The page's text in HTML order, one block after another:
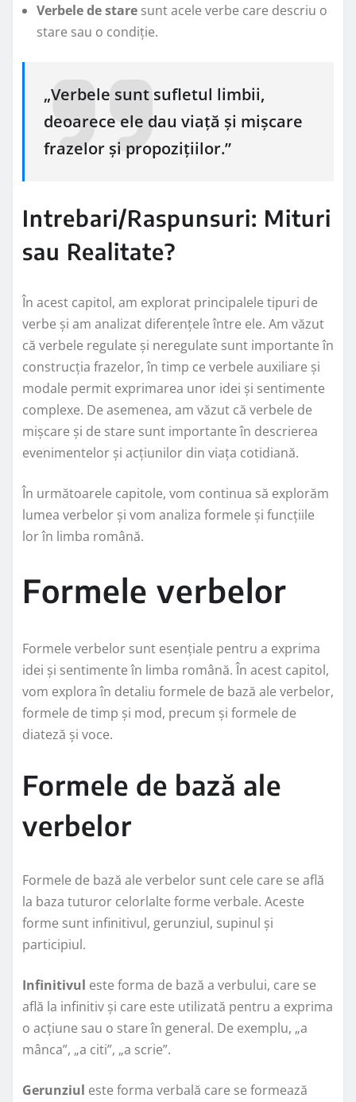
Verbele de stare sunt acele verbe care descriu o
stare sau o condiție.
„Verbele sunt sufletul limbii,
deoarece ele dau viață și mișcare
frazelor și propozițiilor.”
Intrebari/Raspunsuri: Mituri
sau Realitate?
În acest capitol, am explorat principalele tipuri de
verbe și am analizat diferențele între ele. Am văzut
că verbele regulate și neregulate sunt importante în
construcția frazelor, în timp ce verbele auxiliare și
modale permit exprimarea unor idei și sentimente
complexe. De asemenea, am văzut că verbele de
mișcare și de stare sunt importante în descrierea
evenimentelor și acțiunilor din viața cotidiană.
În următoarele capitole, vom continua să explorăm
lumea verbelor și vom analiza formele și funcțiile
lor în limba română.
Formele verbelor
Formele verbelor sunt esențiale pentru a exprima
idei și sentimente în limba română. În acest capitol,
vom explora în detaliu formele de bază ale verbelor,
formele de timp și mod, precum și formele de
diateză și voce.
Formele de bază ale
verbelor
Formele de bază ale verbelor sunt cele care se află
la baza tuturor celorlalte forme verbale. Aceste
forme sunt infinitivul, gerunziul, supinul și
participiul.
Infinitivul este forma de bază a verbului, care se
află la infinitiv și care este utilizată pentru a exprima
o acțiune sau o stare în general. De exemplu, „a
mânca”, „a citi”, „a scrie”.
Gerunziul este forma verbală care se formează